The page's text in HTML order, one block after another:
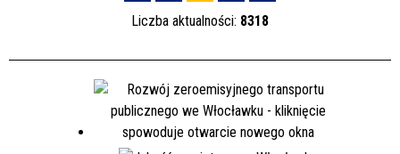
Liczba aktualności: 8318